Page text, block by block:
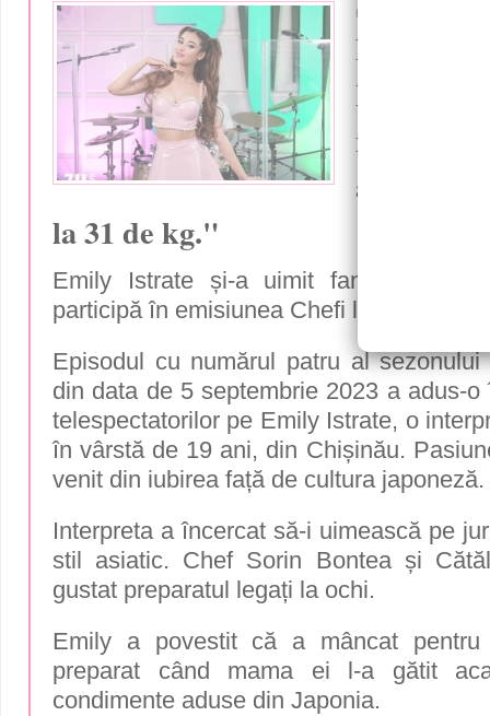
07 Septembrie
Istrate,
la 31 de kg."
Emily Istrate și-a uimit fanii atunci
participă în emisiunea Chefi la cuțite.
Episodul cu numărul patru al
din data de 5 septembrie 2023 a adus-
telespectatorilor pe Emily Istrate, o
în vârstă de 19 ani, din Chișinău.
venit din iubirea față de cultura japoneză.
Interpreta a încercat să-i uimească pe
stil asiatic. Chef Sorin Bontea și
gustat preparatul legați la ochi.
Emily a povestit că a mâncat pentru
preparat când mama ei l-a gătit
condimente aduse din Japonia.